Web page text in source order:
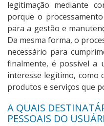
legitimação mediante
porque o
para a gestão e
Da mesma forma, o
necessário para
finalmente, é possível a
interesse legítimo, como
produtos e serviços que
A QUAIS
PESSOAIS DO